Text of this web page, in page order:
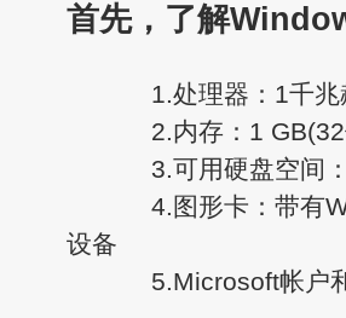
首先，了解
1.处理器：1千兆
2.内存：1 GB(32
3.可用硬盘空间
4.图形卡：带有
设备
5.Microsoft帐户